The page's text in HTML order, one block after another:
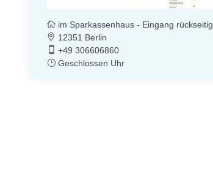
im Sparkassenhaus - Eingang rückseitig
12351 Berlin
+49 306606860
Geschlossen Uhr